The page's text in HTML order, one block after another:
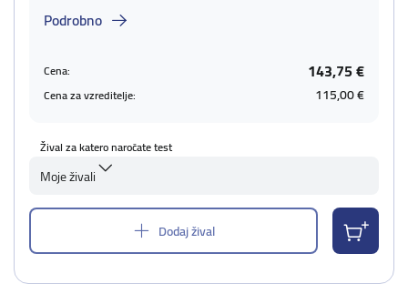
Podrobno
Cena: 143,75 €
Cena za vzreditelje: 115,00 €
Žival za katero naročate test
Moje živali
Dodaj žival